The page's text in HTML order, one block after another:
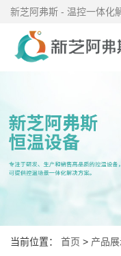
新芝阿弗斯 - 温控一体化
当前位置： 首页 > 产品